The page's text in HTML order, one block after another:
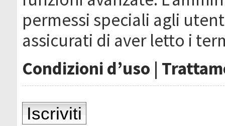
permessi speciali agli
assicurati di aver letto i
Condizioni d’uso |
Iscriviti